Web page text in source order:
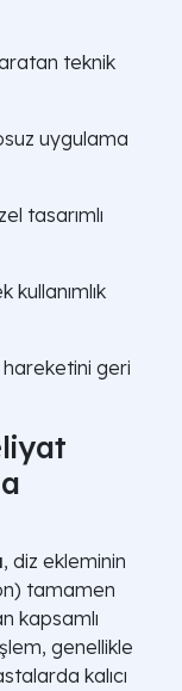
teknik
uygulama
tasarımlı
kullanımlık
hareketini geri
, diz ekleminin
tamamen
kapsamlı
genellikle
kalıcı